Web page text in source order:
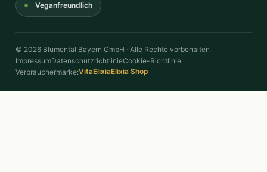
Veganfreundlich
© 2026 Blumental Bayern GmbH · Alle Rechte vorbehalten
ImpressumDatenschutzrichtlinieCookie-Richtlinie
Verbrauchermarke:VitaElixiaElixia Shop